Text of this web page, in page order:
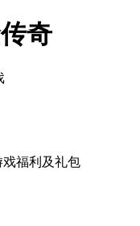
奇
戏福利 及礼包